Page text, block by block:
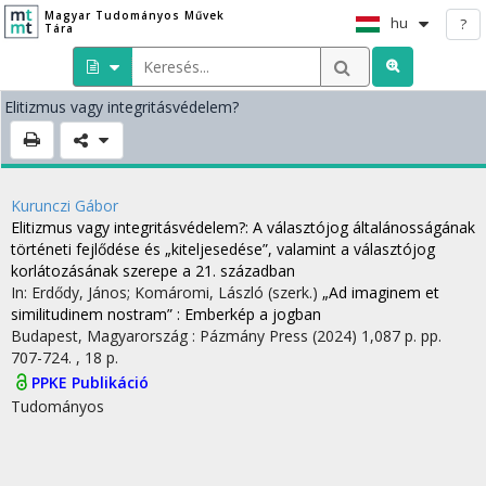
Magyar Tudományos Művek
Tára
hu ?
Elitizmus vagy integritásvédelem?
Kurunczi Gábor
Elitizmus vagy integritásvédelem?: A választójog általánosságának
történeti fejlődése és „kiteljesedése”, valamint a választójog
korlátozásának szerepe a 21. században
In: Erdődy, János; Komáromi, László (szerk.) „Ad imaginem et
similitudinem nostram” : Emberkép a jogban
Budapest, Magyarország : Pázmány Press (2024) 1,087 p. pp.
707-724. , 18 p.
PPKE Publikáció
Tudományos